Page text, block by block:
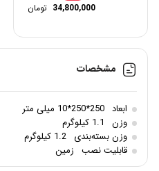
34,800,000 تومان
مشخصات
ابعاد 250*250*10 میلی متر
وزن
1.1 کیلوگرم
وزن بسته‌بندی 1.2 کیلوگرم
قابلیت نصب زمین